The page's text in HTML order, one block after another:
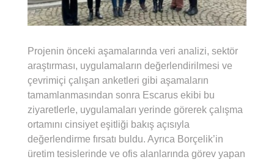
Projenin önceki aşamalarında veri analizi, sektör
araştırması, uygulamaların değerlendirilmesi ve
çevrimiçi çalışan anketleri gibi aşamaların
tamamlanmasından sonra Escarus ekibi bu
ziyaretlerle, uygulamaları yerinde görerek çalışma
ortamını cinsiyet eşitliği bakış açısıyla
değerlendirme fırsatı buldu. Ayrıca Borçelik’in
üretim tesislerinde ve ofis alanlarında görev yapan